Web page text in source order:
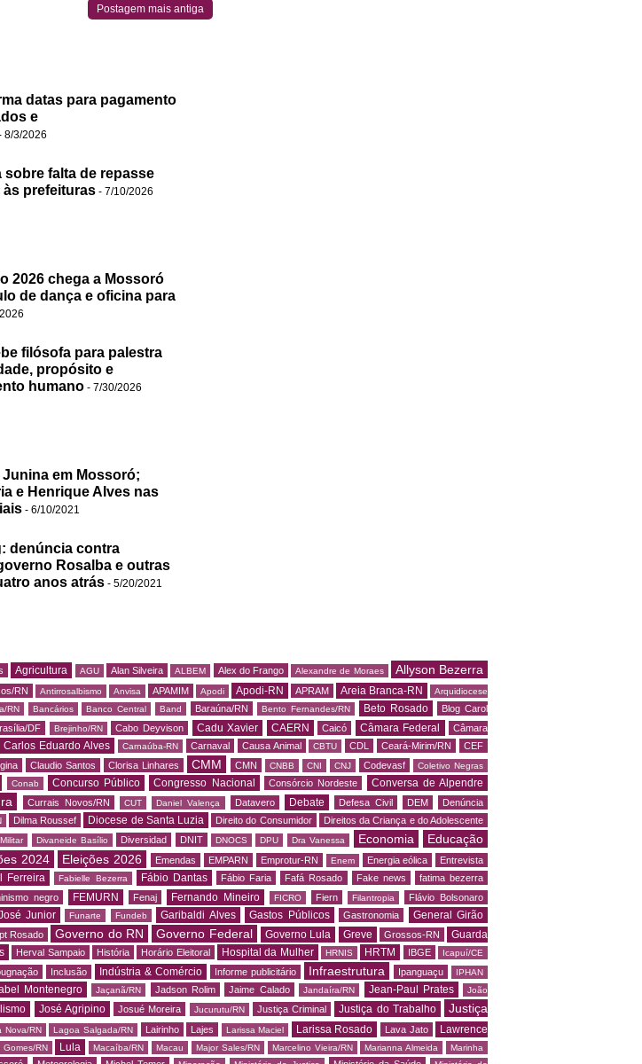
Postagem mais antiga
datas para pagamento
e
8/3/2026
sobre falta de repasse
prefeituras - 7/10/2026
2026 chega a Mossoró
de dança e oficina para
filósofa para palestra
propósito e
humano - 7/30/2026
Junina em Mossoró;
e Henrique Alves nas
- 6/10/2021
denúncia contra
Rosalba e outras
anos atrás - 5/20/2021
Agricultura AGU Alan Silveira ALBEM Alex do Frango Alexandre de Moraes
Allyson Bezerra
RN Antirrosalbismo Anvisa APAMIM Apodi Apodi-RN APRAM Areia Branca-RN
Arquidiocese
RN Bancários Banco Central Band Baraúna/RN Bento Fernandes/RN Beto Rosado
Blog Carol
DF Brejinho/RN Cabo Deyvison Cadu Xavier CAERN Caicó Câmara Federal
Câmara
Carlos Eduardo Alves Carnaúba-RN Carnaval Causa Animal CBTU CDL Ceará-Mirim/RN CEF
Claudio Santos Clorisa Linhares CMM CMN CNBB CNI CNJ Codevasf Coletivo Negras
Conab Concurso Público Congresso Nacional Consórcio Nordeste Conversa de Alpendre
Currais Novos/RN CUT Daniel Valença Datavero Debate Defesa Civil DEM Denúncia
Dilma Roussef Diocese de Santa Luzia Direito do Consumidor Direitos da Criança e do Adolescente
Divaneide Basílio Diversidad DNIT DNOCS DPU Dra Vanessa Economia Educação
2024 Eleições 2026 Emendas EMPARN Emprotur-RN Enem Energia eólica Entrevista
Ferreira Fabielle Bezerra Fábio Dantas Fábio Faria Fafá Rosado Fake news fatima bezerra
negro FEMURN Fenaj Fernando Mineiro FICRO Fiern Filantropia Flávio Bolsonaro
Junior Funarte Fundeb Garibaldi Alves Gastos Públicos Gastronomia General Girão
Rosado Governo do RN Governo Federal Governo Lula Greve Grossos-RN
Guarda
Herval Sampaio História Horário Eleitoral Hospital da Mulher HRNIS HRTM IBGE Icapuí/CE
Inclusão Indústria & Comércio Informe publicitário Infraestrutura Ipanguaçu IPHAN
Montenegro Jaçanã/RN Jadson Rolim Jaime Calado Jandaíra/RN Jean-Paul Prates
João
José Agripino Josué Moreira Jucurutu/RN Justiça Criminal Justiça do Trabalho
Justiça
Nova/RN Lagoa Salgada/RN Lairinho Lajes Larissa Maciel Larissa Rosado Lava Jato
Lawrence
Gomes/RN Lula Macaíba/RN Macau Major Sales/RN Marcelino Vieira/RN Marianna Almeida Marinha